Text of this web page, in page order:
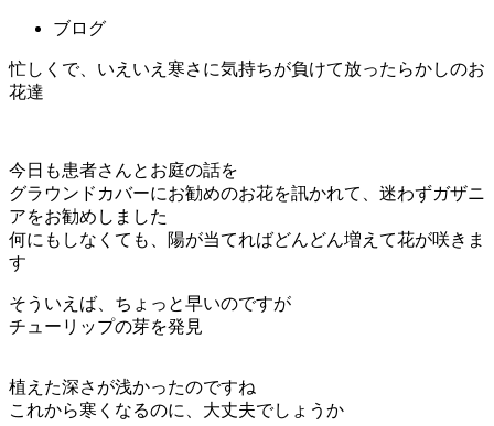
ブログ
忙しくで、いえいえ寒さに気持ちが負けて放ったらかしのお
花達
今日も患者さんとお庭の話を
グラウンドカバーにお勧めのお花を訊かれて、迷わずガザニ
アをお勧めしました
何にもしなくても、陽が当てればどんどん増えて花が咲きま
す
そういえば、ちょっと早いのですが
チューリップの芽を発見
植えた深さが浅かったのですね
これから寒くなるのに、大丈夫でしょうか